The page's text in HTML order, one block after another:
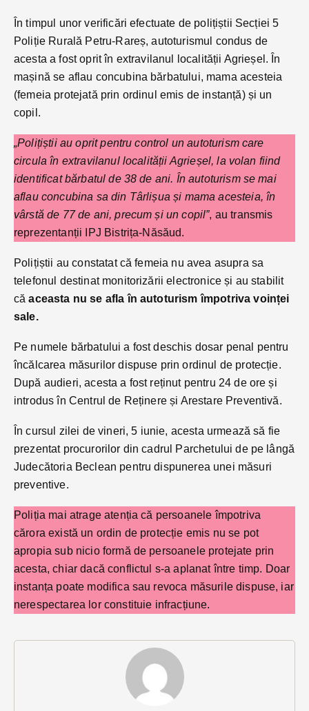
În timpul unor verificări efectuate de polițiștii Secției 5
Poliție Rurală Petru-Rareș, autoturismul condus de
acesta a fost oprit în extravilanul localității Agrieșel. În
mașină se aflau concubina bărbatului, mama acesteia
(femeia protejată prin ordinul emis de instanță) și un
copil.
„Polițiștii au oprit pentru control un autoturism care
circula în extravilanul localității Agrieșel, la volan fiind
identificat bărbatul de 38 de ani. În autoturism se mai
aflau concubina sa din Târlișua și mama acesteia, în
vârstă de 77 de ani, precum și un copil”, au transmis
reprezentanții IPJ Bistrița-Năsăud.
Polițiștii au constatat că femeia nu avea asupra sa
telefonul destinat monitorizării electronice și au stabilit
căaceasta nu se afla în autoturism împotriva voinței
sale.
Pe numele bărbatului a fost deschis dosar penal pentru
încălcarea măsurilor dispuse prin ordinul de protecție.
După audieri, acesta a fost reținut pentru 24 de ore și
introdus în Centrul de Reținere și Arestare Preventivă.
În cursul zilei de vineri, 5 iunie, acesta urmează să fie
prezentat procurorilor din cadrul Parchetului de pe lângă
Judecătoria Beclean pentru dispunerea unei măsuri
preventive.
Poliția mai atrage atenția că persoanele împotriva
cărora există un ordin de protecție emis nu se pot
apropia sub nicio formă de persoanele protejate prin
acesta, chiar dacă conflictul s-a aplanat între timp. Doar
instanța poate modifica sau revoca măsurile dispuse, iar
nerespectarea lor constituie infracțiune.